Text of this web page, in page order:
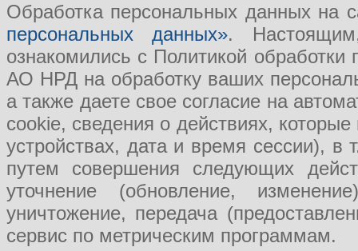
Обработка персональных данных на
персональных данных».
ознакомились с Политикой
АО НРД на обработку ваших
а также даете свое согласие на
cookie, сведения о действиях,
устройствах, дата и время сессии), в
путем совершения следующих
уточнение (обновление,
уничтожение, передача
сервис по метрическим программам.